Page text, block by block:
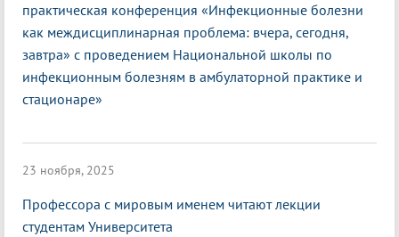
практическая конференция «Инфекционные болезни
как междисциплинарная проблема: вчера, сегодня,
завтра» с проведением Национальной школы по
инфекционным болезням в амбулаторной практике и
стационаре»
23 ноября, 2025
Профессора с мировым именем читают лекции
студентам Университета